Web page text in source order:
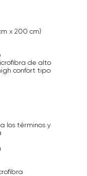
x 200 cm)
de alto
confort tipo
los términos y